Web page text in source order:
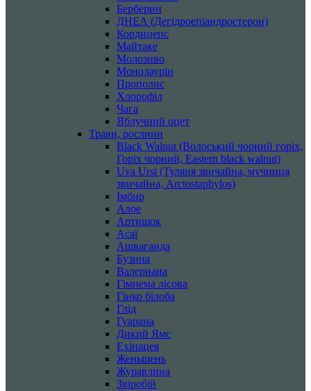
Берберин
ДНЕА (Дегідроепіандростерон)
Кордицепс
Майтаке
Молозиво
Монолаурін
Прополис
Хлорофіл
Чага
Яблучний оцет
Трави, рослини
Black Walnut (Волоський чорний горіх,
Горіх чорний, Eastern black walnut)
Uva Ursi (Туляня звичайна, мучниця
звичайна, Arctostaphylos)
Імбир
Алое
Артишок
Асаї
Ашваганда
Бузина
Валериана
Гімнема лісова
Гінко білоба
Глід
Гуарана
Дикий Ямс
Ехінацея
Женьшень
Журавлина
Звіробій